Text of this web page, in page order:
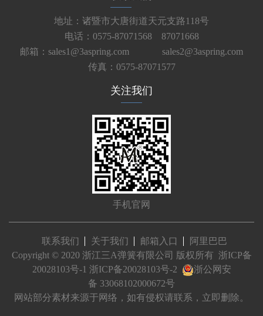
地址：诸暨市大唐街道天元支路118号
电话：0575-87071568 87071668
邮箱：sales1@3aspring.com
sales2@3aspring.com
传真：0575-87071577
关注我们
手机官网
联系我们 关于我们 邮箱入口
阿里巴巴
Copyright © 2020 浙江三A弹簧有限公司 版权所有 浙ICP备
20028103号-1 浙ICP备20028103号-2
浙公网安
备 33068102000672号
网站部分素材来源于网络，如有侵权请联系，立即删除。